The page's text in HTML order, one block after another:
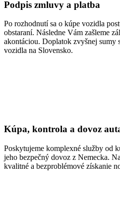
Podpis zmluvy a platba
Po rozhodnutí sa o kúpe vozidla
obstaraní. Následne Vám zašleme
akontáciou. Doplatok zvyšnej sumy
vozidla na Slovensko.
Kúpa, kontrola a dovoz
Poskytujeme komplexné služby od
jeho bezpečný dovoz z Nemecka.
kvalitné a bezproblémové získanie